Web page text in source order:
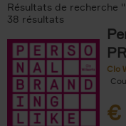
Résultats de recherche ''
38 résultats
Clo
€